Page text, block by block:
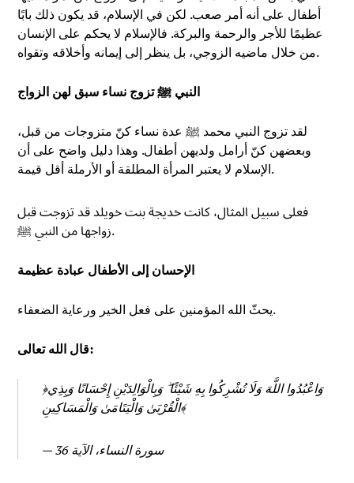
أطفال على أنه أمر صعب. لكن في الإسلام، قد يكون ذلك بابًا
عظيمًا للأجر والرحمة والبركة. فالإسلام لا يحكم على الإنسان
من خلال ماضيه الزوجي، بل ينظر إلى إيمانه وأخلاقه وتقواه.
النبي ﷺ تزوج نساء سبق لهن الزواج
لقد تزوج النبي محمد ﷺ عدة نساء كنّ متزوجات من قبل،
وبعضهن كنّ أرامل ولديهن أطفال. وهذا دليل واضح على أن
الإسلام لا يعتبر المرأة المطلقة أو الأرملة أقل قيمة.
فعلى سبيل المثال، كانت خديجة بنت خويلد قد تزوجت قبل
زواجها من النبي ﷺ.
الإحسان إلى الأطفال عبادة عظيمة
يحثّ الله المؤمنين على فعل الخير ورعاية الضعفاء.
قال الله تعالى:
﴿وَاعْبُدُوا اللَّهَ وَلَا تُشْرِكُوا بِهِ شَيْئًا ۖ وَبِالْوَالِدَيْنِ إِحْسَانًا وَبِذِي
الْقُرْبَىٰ وَالْيَتَامَىٰ وَالْمَسَاكِينِ﴾
— سورة النساء، الآية 36